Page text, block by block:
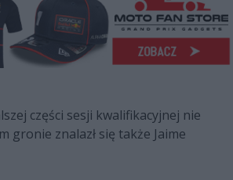
części sesji kwalifikacyjnej nie
gronie znalazł się także Jaime